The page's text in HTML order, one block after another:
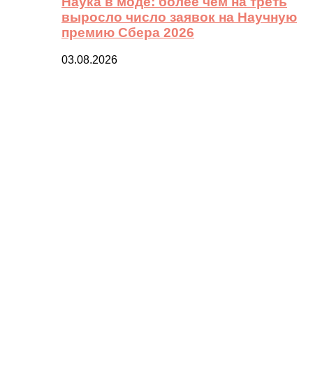
выросло число заявок на Научную
премию Сбера 2026
03.08.2026